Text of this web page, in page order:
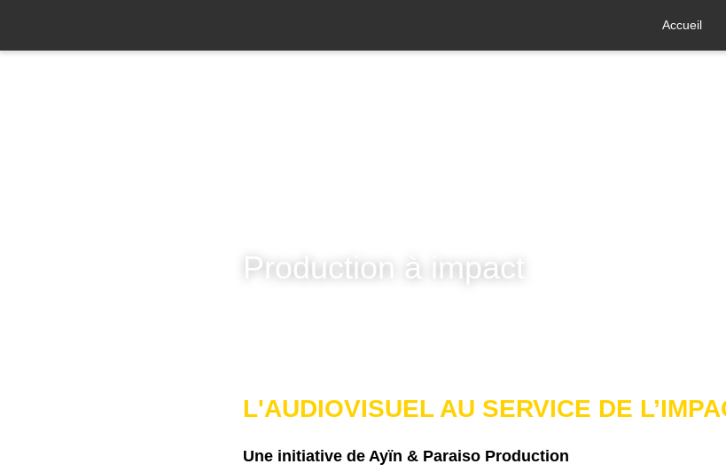
Accueil
Production à impact
L'AUDIOVISUEL AU SERVICE DE L’IMPACT
Une initiative de Ayïn & Paraiso Production